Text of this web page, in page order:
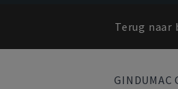
Terug naar
GINDUMAC